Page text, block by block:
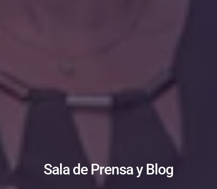
Sala de Prensa y Blog